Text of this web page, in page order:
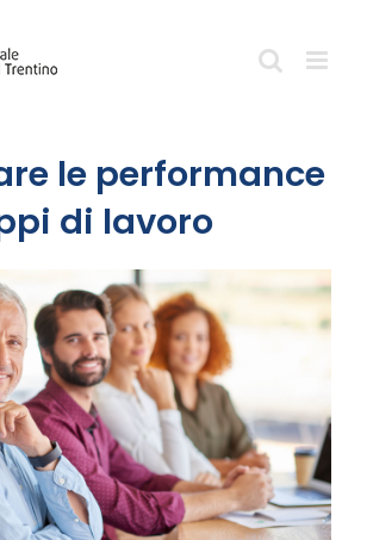
le performance
di lavoro